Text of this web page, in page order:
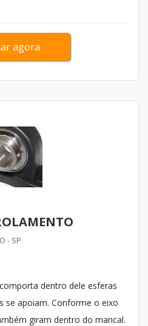
agora
- SP
dentro dele esferas
se apoiam. Conforme o eixo
giram dentro do mancal.